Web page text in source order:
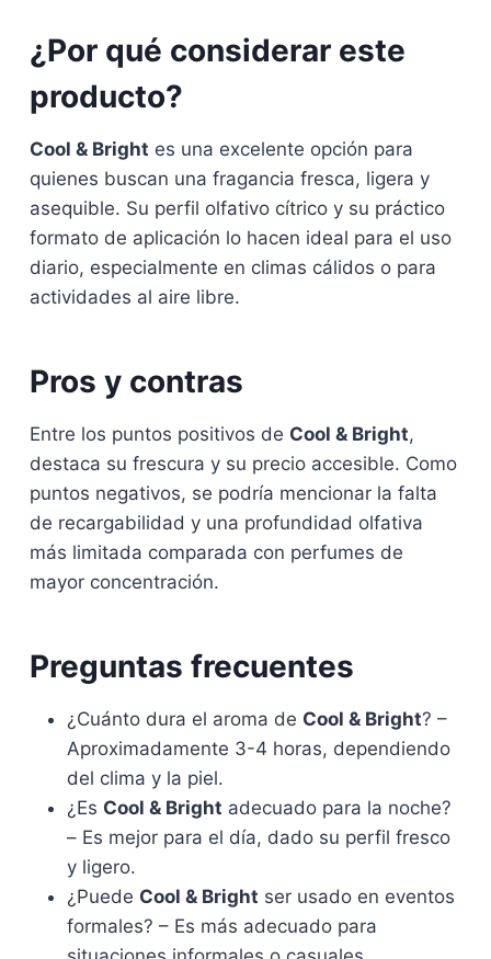
¿Por qué considerar este
producto?
Cool & Bright es una excelente opción para
quienes buscan una fragancia fresca, ligera y
asequible. Su perfil olfativo cítrico y su práctico
formato de aplicación lo hacen ideal para el uso
diario, especialmente en climas cálidos o para
actividades al aire libre.
Pros y contras
Entre los puntos positivos de Cool & Bright,
destaca su frescura y su precio accesible. Como
puntos negativos, se podría mencionar la falta
de recargabilidad y una profundidad olfativa
más limitada comparada con perfumes de
mayor concentración.
Preguntas frecuentes
¿Cuánto dura el aroma de Cool & Bright? –
Aproximadamente 3-4 horas, dependiendo
del clima y la piel.
¿Es Cool & Bright adecuado para la noche?
– Es mejor para el día, dado su perfil fresco
y ligero.
¿Puede Cool & Bright ser usado en eventos
formales? – Es más adecuado para